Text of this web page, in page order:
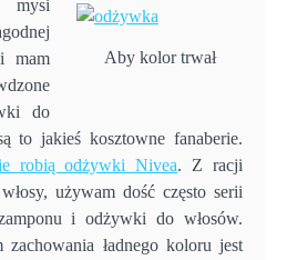
Aby kolor trwał
mysi
mam
do
to jakieś kosztowne fanaberie.
robią odżywki Nivea. Z racji
używam dość często serii
i odżywki do włosów.
ładnego koloru jest